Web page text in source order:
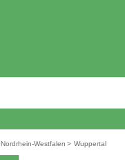
Nordrhein-Westfalen > Wuppertal